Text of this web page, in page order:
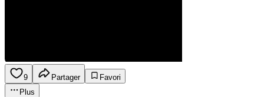
9 Partager
Favori
Plus